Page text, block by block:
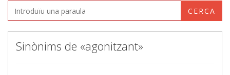
CERCA
Sinònims de «agonitzant»